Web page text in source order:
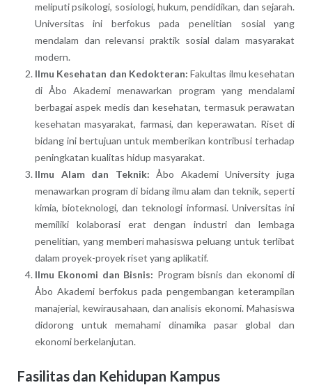
meliputi psikologi, sosiologi, hukum, pendidikan, dan sejarah.
Universitas ini berfokus pada penelitian sosial yang
mendalam dan relevansi praktik sosial dalam masyarakat
modern.
Ilmu Kesehatan dan Kedokteran: Fakultas ilmu kesehatan
di Åbo Akademi menawarkan program yang mendalami
berbagai aspek medis dan kesehatan, termasuk perawatan
kesehatan masyarakat, farmasi, dan keperawatan. Riset di
bidang ini bertujuan untuk memberikan kontribusi terhadap
peningkatan kualitas hidup masyarakat.
Ilmu Alam dan Teknik: Åbo Akademi University juga
menawarkan program di bidang ilmu alam dan teknik, seperti
kimia, bioteknologi, dan teknologi informasi. Universitas ini
memiliki kolaborasi erat dengan industri dan lembaga
penelitian, yang memberi mahasiswa peluang untuk terlibat
dalam proyek-proyek riset yang aplikatif.
Ilmu Ekonomi dan Bisnis: Program bisnis dan ekonomi di
Åbo Akademi berfokus pada pengembangan keterampilan
manajerial, kewirausahaan, dan analisis ekonomi. Mahasiswa
didorong untuk memahami dinamika pasar global dan
ekonomi berkelanjutan.
Fasilitas dan Kehidupan Kampus